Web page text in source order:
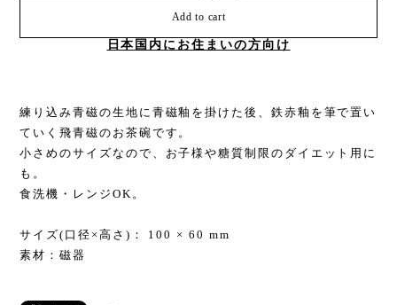
Add to cart
日本国内にお住まいの方向け
練り込み青磁の生地に青磁釉を掛けた後、鉄赤釉を筆で置い
ていく飛青磁のお茶碗です。
小さめのサイズなので、お子様や糖質制限のダイエット用に
も。
食洗機・レンジOK。
サイズ(口径×高さ)： 100 × 60 mm
素材：磁器